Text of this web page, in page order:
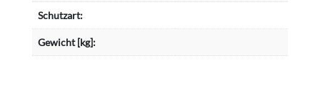
Schutzart:
Gewicht [kg]: